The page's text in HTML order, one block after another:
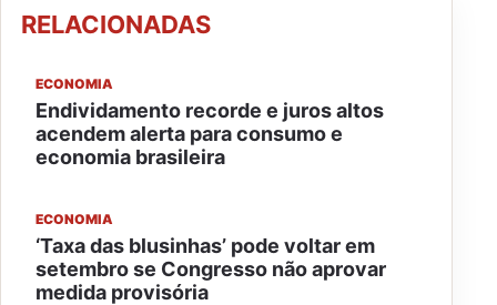
RELACIONADAS
ECONOMIA
Endividamento recorde e juros altos
acendem alerta para consumo e
economia brasileira
ECONOMIA
‘Taxa das blusinhas’ pode voltar em
setembro se Congresso não aprovar
medida provisória